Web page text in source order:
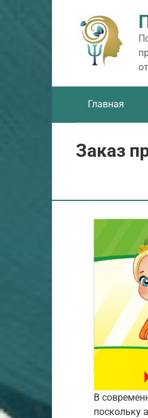
Главная
Заказ
В
поскольку